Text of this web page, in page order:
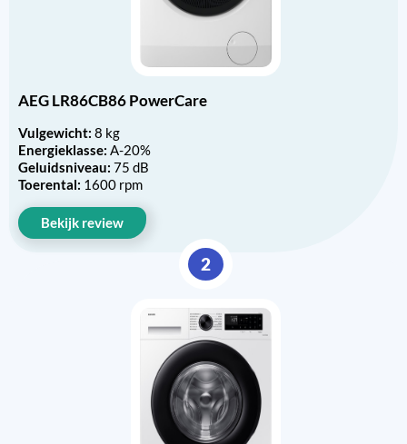
AEG LR86CB86 PowerCare
Vulgewicht: 8 kg
Energieklasse: A-20%
Geluidsniveau: 75 dB
Toerental: 1600 rpm
Bekijk review
2